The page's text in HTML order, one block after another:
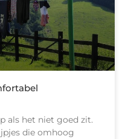
als het niet goed zit.
die omhoog